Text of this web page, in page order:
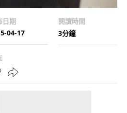
日期
04-17
閱讀時間
3分鐘